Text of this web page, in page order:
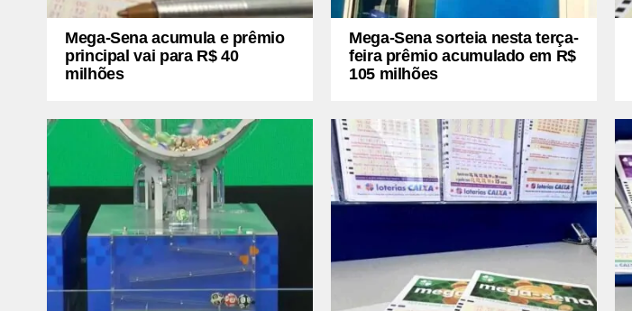
Mega-Sena acumula e prêmio
principal vai para R$ 40
milhões
Mega-Sena sorteia nesta terça-
feira prêmio acumulado em R$
105 milhões